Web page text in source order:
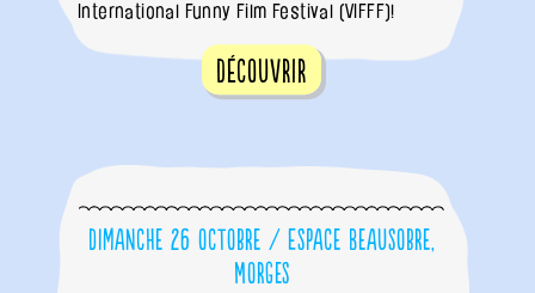
International Funny Film Festival (VIFFF)!
Découvrir
Dimanche 26 octobre / Espace Beausobre,
Morges